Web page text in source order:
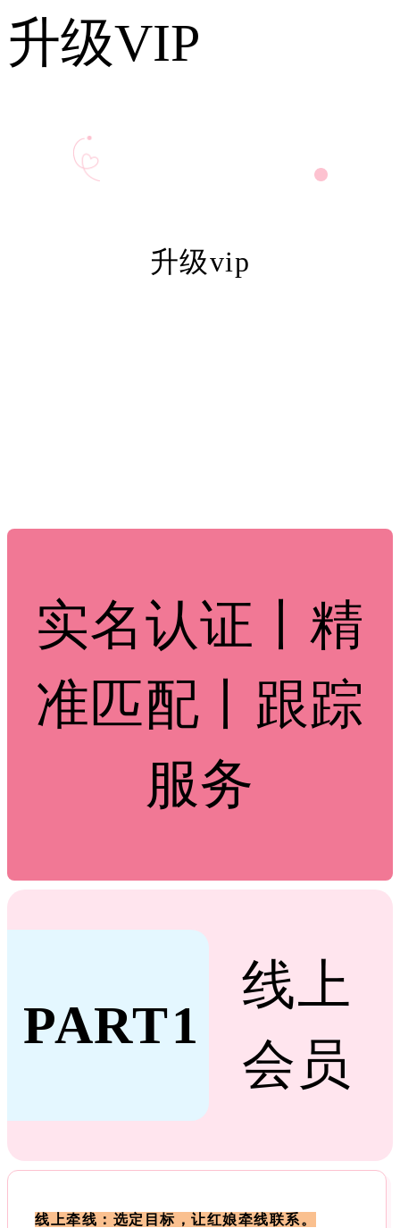
升级VIP
升级vip
实名认证丨精
准匹配丨跟踪
服务
PART1
线上
会员
线上牵线：选定目标，让红娘牵线联系。